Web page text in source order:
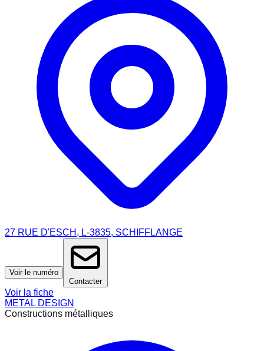
27 RUE D'ESCH, L-3835, SCHIFFLANGE
Voir le numéro
Contacter
Voir la fiche
METAL DESIGN
Constructions métalliques